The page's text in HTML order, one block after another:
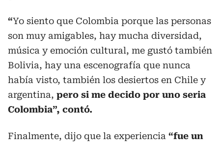
“Yo siento que Colombia porque las personas
son muy amigables, hay mucha diversidad,
música y emoción cultural, me gustó también
Bolivia, hay una escenografía que nunca
había visto, también los desiertos en Chile y
argentina, pero si me decido por uno seria
Colombia”, contó.
Finalmente, dijo que la experiencia “fue un